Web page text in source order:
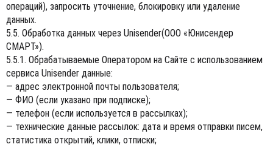
операций), запросить уточнение, блокировку или удаление
данных.
5.5. Обработка данных через Unisender(ООО «Юнисендер
СМАРТ»).
5.5.1. Обрабатываемые Оператором на Сайте с использованием
сервиса Unisender данные:
— адрес электронной почты пользователя;
— ФИО (если указано при подписке);
— телефон (если используется в рассылках);
— технические данные рассылок: дата и время отправки писем,
статистика открытий, клики, отписки;